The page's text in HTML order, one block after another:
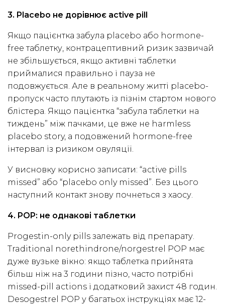
3. Placebo не дорівнює active pill
Якщо пацієнтка забула placebo або hormone-
free таблетку, контрацептивний ризик зазвичай
не збільшується, якщо активні таблетки
приймалися правильно і пауза не
подовжується. Але в реальному житті placebo-
пропуск часто плутають із пізнім стартом нового
блістера. Якщо пацієнтка “забула таблетки на
тиждень” між пачками, це вже не harmless
placebo story, а подовжений hormone-free
інтервал із ризиком овуляції.
У висновку корисно записати: “active pills
missed” або “placebo only missed”. Без цього
наступний контакт знову почнеться з хаосу.
4. POP: не однакові таблетки
Progestin-only pills залежать від препарату.
Traditional norethindrone/norgestrel POP має
дуже вузьке вікно: якщо таблетка прийнята
більш ніж на 3 години пізно, часто потрібні
missed-pill actions і додатковий захист 48 годин.
Desogestrel POP у багатьох інструкціях має 12-